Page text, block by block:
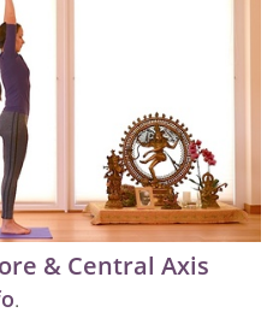
& Central Axis
.